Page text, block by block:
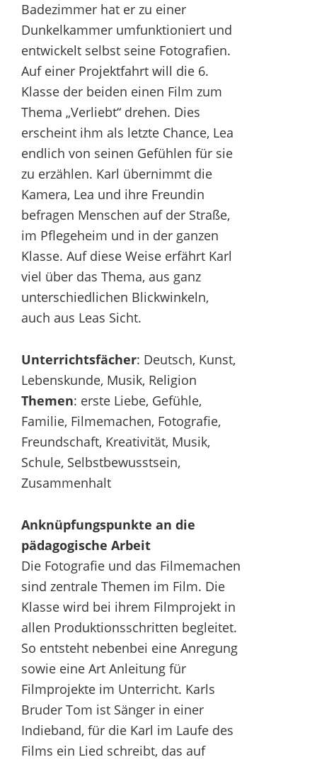
Badezimmer hat er zu einer
Dunkelkammer umfunktioniert und
entwickelt selbst seine Fotografien.
Auf einer Projektfahrt will die 6.
Klasse der beiden einen Film zum
Thema „Verliebt“ drehen. Dies
erscheint ihm als letzte Chance, Lea
endlich von seinen Gefühlen für sie
zu erzählen. Karl übernimmt die
Kamera, Lea und ihre Freundin
befragen Menschen auf der Straße,
im Pflegeheim und in der ganzen
Klasse. Auf diese Weise erfährt Karl
viel über das Thema, aus ganz
unterschiedlichen Blickwinkeln,
auch aus Leas Sicht.
Unterrichtsfächer: Deutsch, Kunst,
Lebenskunde, Musik, Religion
Themen: erste Liebe, Gefühle,
Familie, Filmemachen, Fotografie,
Freundschaft, Kreativität, Musik,
Schule, Selbstbewusstsein,
Zusammenhalt
Anknüpfungspunkte an die
pädagogische Arbeit
Die Fotografie und das Filmemachen
sind zentrale Themen im Film. Die
Klasse wird bei ihrem Filmprojekt in
allen Produktionsschritten begleitet.
So entsteht nebenbei eine Anregung
sowie eine Art Anleitung für
Filmprojekte im Unterricht. Karls
Bruder Tom ist Sänger in einer
Indieband, für die Karl im Laufe des
Films ein Lied schreibt, das auf